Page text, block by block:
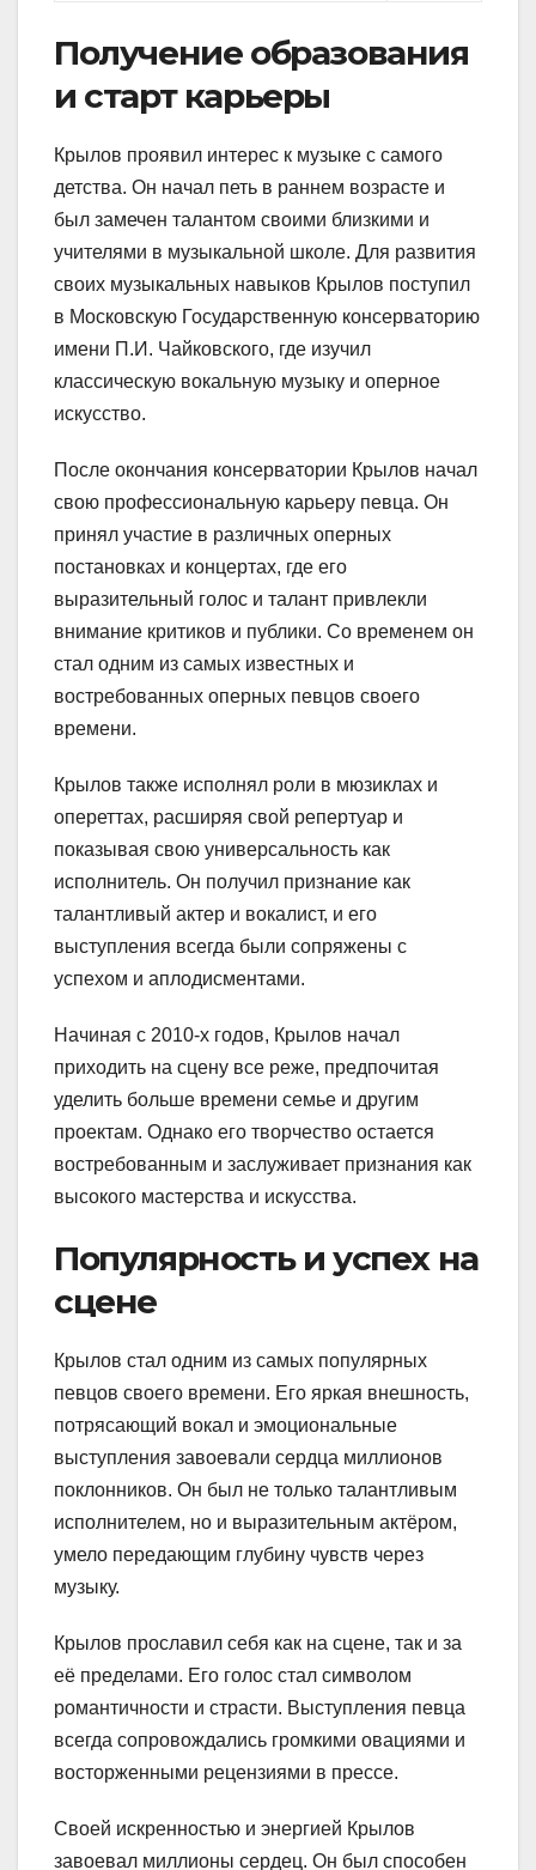
Получение образования
и старт карьеры
Крылов проявил интерес к музыке с самого
детства. Он начал петь в раннем возрасте и
был замечен талантом своими близкими и
учителями в музыкальной школе. Для развития
своих музыкальных навыков Крылов поступил
в Московскую Государственную консерваторию
имени П.И. Чайковского, где изучил
классическую вокальную музыку и оперное
искусство.
После окончания консерватории Крылов начал
свою профессиональную карьеру певца. Он
принял участие в различных оперных
постановках и концертах, где его
выразительный голос и талант привлекли
внимание критиков и публики. Со временем он
стал одним из самых известных и
востребованных оперных певцов своего
времени.
Крылов также исполнял роли в мюзиклах и
опереттах, расширяя свой репертуар и
показывая свою универсальность как
исполнитель. Он получил признание как
талантливый актер и вокалист, и его
выступления всегда были сопряжены с
успехом и аплодисментами.
Начиная с 2010-х годов, Крылов начал
приходить на сцену все реже, предпочитая
уделить больше времени семье и другим
проектам. Однако его творчество остается
востребованным и заслуживает признания как
высокого мастерства и искусства.
Популярность и успех на
сцене
Крылов стал одним из самых популярных
певцов своего времени. Его яркая внешность,
потрясающий вокал и эмоциональные
выступления завоевали сердца миллионов
поклонников. Он был не только талантливым
исполнителем, но и выразительным актёром,
умело передающим глубину чувств через
музыку.
Крылов прославил себя как на сцене, так и за
её пределами. Его голос стал символом
романтичности и страсти. Выступления певца
всегда сопровождались громкими овациями и
восторженными рецензиями в прессе.
Своей искренностью и энергией Крылов
завоевал миллионы сердец. Он был способен